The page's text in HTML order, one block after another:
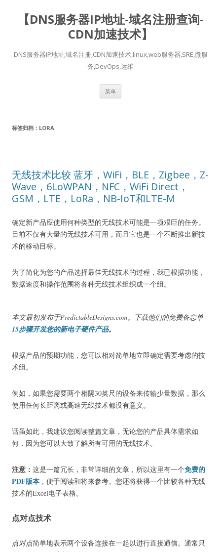
【DNS服务器IP地址-域名注册查询-
CDN加速技术】
DNS服务器IP地址,域名注册,CDN加速技术,linux,web服务器,SRE,微服
务,DevOps,运维
菜单
标签归档： LORA
无线技术比较 蓝牙，WiFi，BLE，Zigbee，Z-
Wave，6LoWPAN，NFC，WiFi Direct，
GSM，LTE，LoRa，NB-IoT和LTE-M
确定新产品应使用何种类型的无线技术可能是一项艰巨的任务。
目前不仅有大量的无线技术可用，而且它也是一个不断推出新技
术的移动目标。
为了简化为您的产品选择最佳无线技术的过程，我已根据功能，
数据速度和操作范围将各种无线技术组织成一个组。
本文最初发布于PredictableDesigns.com。 下载他们的免费备忘单
15步骤开发您的新电子硬件产品。
根据产品的预期功能，您可以相对简单地立即确定需要考虑的技
术组。
例如，如果您需要两个相隔30英尺的设备来传输少量数据，那么
使用任何长距离或高速无线技术都没有意义。
话虽如此，我建议您阅读整篇文章，无论您的产品具体需求如
何，因为您可以大致了解所有可用的无线技术。
注意： 这是一篇冗长，非常详细的文章，所以这里有一个免费的
PDF版本 ，便于阅读和将来参考。 您还将获得一个比较各种无线
技术的Excel电子表格。
点对点技术
点对点简单地表示两个设备连接在一起以进行直接通信。 通常只